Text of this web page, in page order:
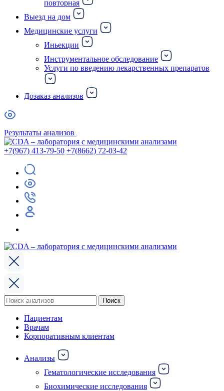
повторная
Выезд на дом
Медицинские услуги
Иньекции
Инструментальное обследование
Услуги по введению лекарственных препаратов
Дозаказ анализов
Результаты анализов
+7(967) 413-79-50 +7(8662) 72-03-42
Поиск
по:
Поиск
Пациентам
Врачам
Корпоративным клиентам
Анализы
Гематологические исследования
Биохимические исследования